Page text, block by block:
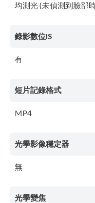
均測光 (未偵測到臉部
錄影數位IS
有
短片記錄格式
MP4
光學影像穩定器
無
光學變焦